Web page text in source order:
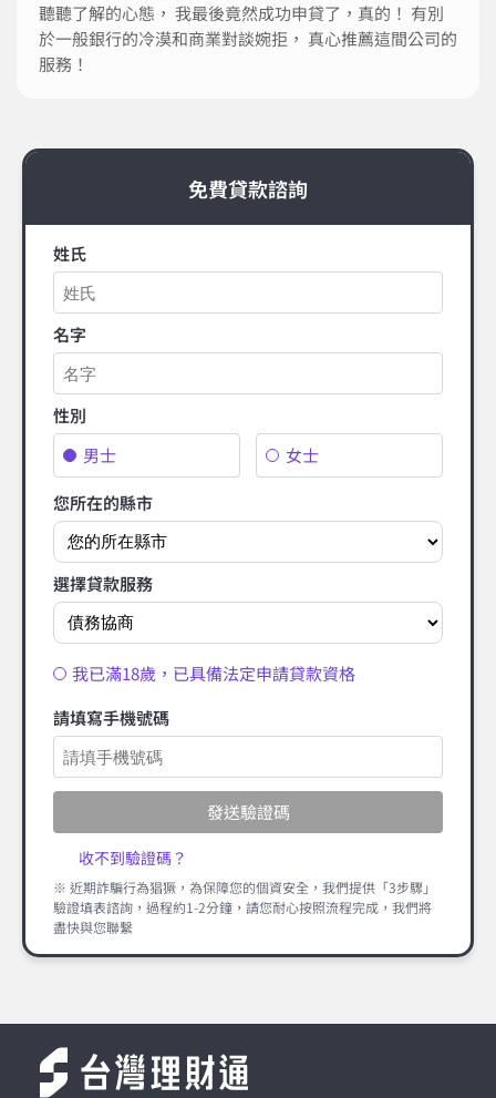
聽聽了解的心態， 我最後竟然成功申貸了，真的！ 有別
於一般銀行的冷漠和商業對談婉拒， 真心推薦這間公司的
服務！
免費貸款諮詢
姓氏
名字
性別
男士
女士
您所在的縣市
選擇貸款服務
我已滿18歲，已具備法定申請貸款資格
請填寫手機號碼
發送驗證碼
收不到驗證碼？
※ 近期詐騙行為猖獗，為保障您的個資安全，我們提供「3步驟」
驗證填表諮詢，過程約1-2分鐘，請您耐心按照流程完成，我們將
盡快與您聯繫